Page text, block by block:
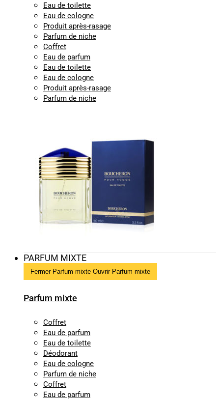
Eau de toilette
Eau de cologne
Produit après-rasage
Parfum de niche
Coffret
Eau de parfum
Eau de toilette
Eau de cologne
Produit après-rasage
Parfum de niche
PARFUM MIXTE
Fermer Parfum mixte Ouvrir Parfum mixte
Parfum mixte
Coffret
Eau de parfum
Eau de toilette
Déodorant
Eau de cologne
Parfum de niche
Coffret
Eau de parfum